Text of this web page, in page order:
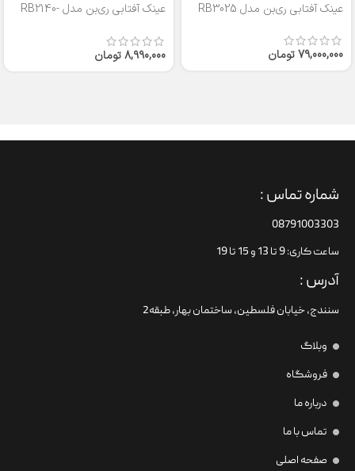
عینک آفتابی ری‌بن مدل RB3025
79,000,000تومان
عینک آفتابی ری‌بن مدل RB2140-
8,990,000تومان
شماره تماس :
08791003303
ساعت کاری: 9 تا 13 و 15 تا 19
آدرس :
سنندج، خیابان فلسطین،‌ ساختمان بهار، طبقه2
وبلاگ
فروشگاه
درباره ما
تماس با ما
صفحه اصلی